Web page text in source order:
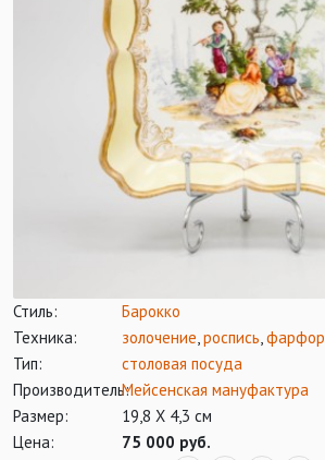
Стиль:
Барокко
Техника:
золочение,роспись,фарфор
Тип:
столовая посуда
Производитель:Мейсенская мануфактура
Размер:
19,8 Х 4,3 см
Цена:
75 000 руб.